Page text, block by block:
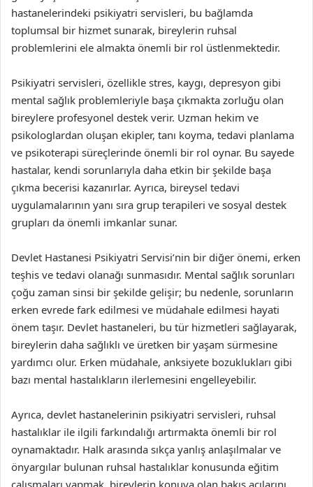
hastanelerindeki psikiyatri servisleri, bu bağlamda
toplumsal bir hizmet sunarak, bireylerin ruhsal
problemlerini ele almakta önemli bir rol üstlenmektedir.
Psikiyatri servisleri, özellikle stres, kaygı, depresyon gibi
mental sağlık problemleriyle başa çıkmakta zorluğu olan
bireylere profesyonel destek verir. Uzman hekim ve
psikologlardan oluşan ekipler, tanı koyma, tedavi planlama
ve psikoterapi süreçlerinde önemli bir rol oynar. Bu sayede
hastalar, kendi sorunlarıyla daha etkin bir şekilde başa
çıkma becerisi kazanırlar. Ayrıca, bireysel tedavi
uygulamalarının yanı sıra grup terapileri ve sosyal destek
grupları da önemli imkanlar sunar.
Devlet Hastanesi Psikiyatri Servisi’nin bir diğer önemi, erken
teşhis ve tedavi olanağı sunmasıdır. Mental sağlık sorunları
çoğu zaman sinsi bir şekilde gelişir; bu nedenle, sorunların
erken evrede fark edilmesi ve müdahale edilmesi hayati
önem taşır. Devlet hastaneleri, bu tür hizmetleri sağlayarak,
bireylerin daha sağlıklı ve üretken bir yaşam sürmesine
yardımcı olur. Erken müdahale, anksiyete bozuklukları gibi
bazı mental hastalıkların ilerlemesini engelleyebilir.
Ayrıca, devlet hastanelerinin psikiyatri servisleri, ruhsal
hastalıklar ile ilgili farkındalığı artırmakta önemli bir rol
oynamaktadır. Halk arasında sıkça yanlış anlaşılmalar ve
önyargılar bulunan ruhsal hastalıklar konusunda eğitim
çalışmaları yapmak, bireylerin konuya olan bakış açılarını